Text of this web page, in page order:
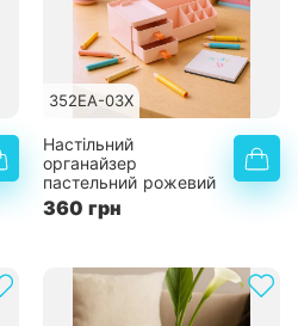
352EA-03X
Настільний
органайзер
пастельний рожевий
360 грн